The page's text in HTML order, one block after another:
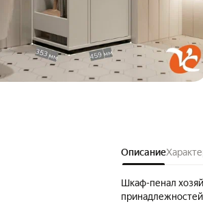
Описание
Шкаф-пенал